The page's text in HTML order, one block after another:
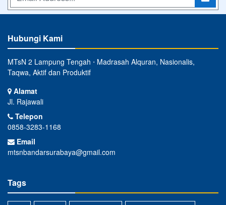
Hubungi Kami
MTsN 2 Lampung Tengah ⋅ Madrasah Alquran, Nasionalis,
Taqwa, Aktif dan Produktif
Alamat
Jl. Rajawali
Telepon
0858-3283-1168
Email
mtsnbandarsurabaya@gmail.com
Tags